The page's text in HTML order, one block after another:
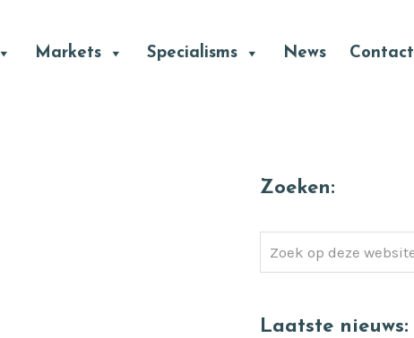
Markets Specialisms News Contact
Zoeken:
Zoek
op
website
Laatste nieuws: